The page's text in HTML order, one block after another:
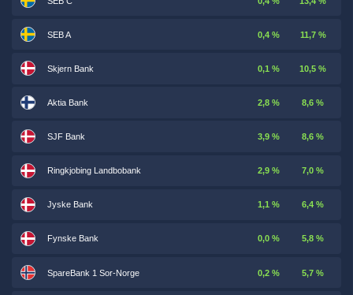
SEB A 0,4 % 11,7 %
Skjern Bank 0,1 % 10,5 %
Aktia Bank 2,8 % 8,6 %
SJF Bank 3,9 % 8,6 %
Ringkjobing Landbobank 2,9 % 7,0 %
Jyske Bank 1,1 % 6,4 %
Fynske Bank 0,0 % 5,8 %
SpareBank 1 Sor-Norge 0,2 % 5,7 %